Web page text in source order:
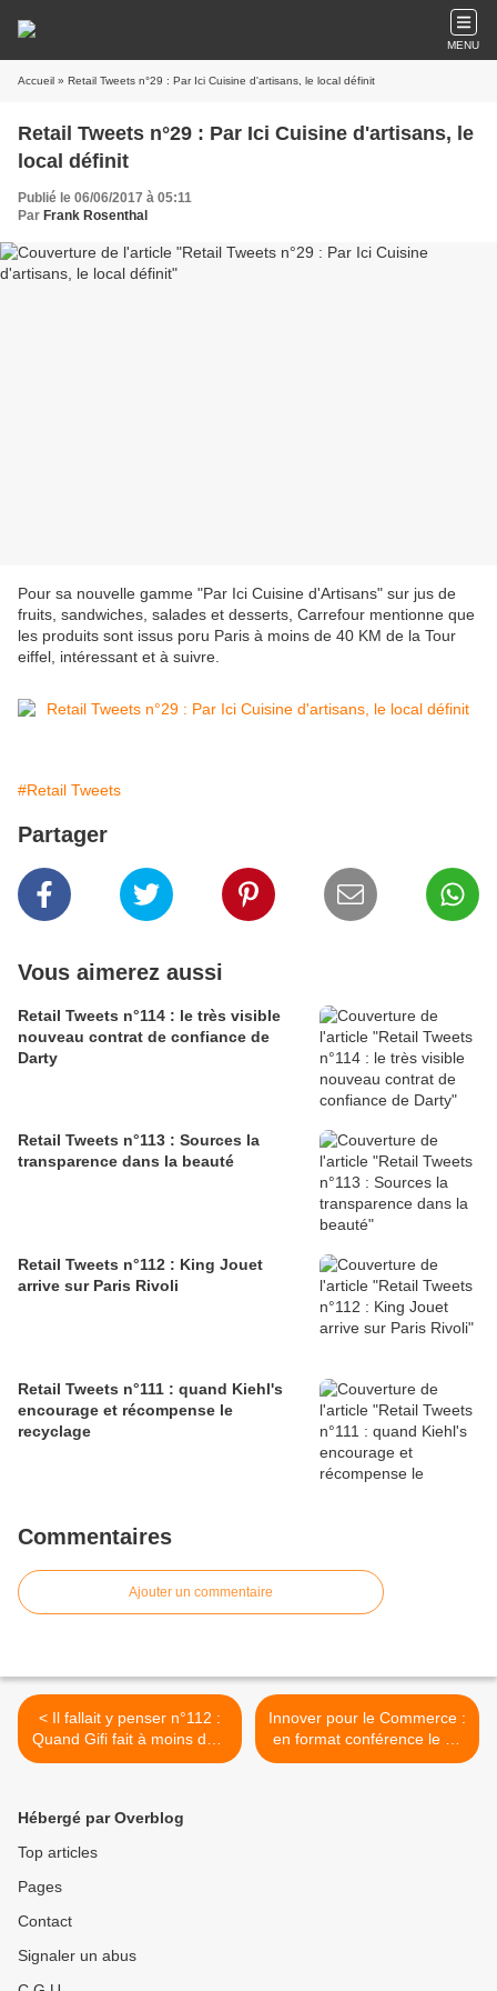
MENU
Accueil » Retail Tweets n°29 : Par Ici Cuisine d'artisans, le local définit
Retail Tweets n°29 : Par Ici Cuisine d'artisans, le
local définit
Publié le 06/06/2017 à 05:11
Par Frank Rosenthal
Pour sa nouvelle gamme "Par Ici Cuisine d'Artisans" sur jus de
fruits, sandwiches, salades et desserts, Carrefour mentionne que
les produits sont issus poru Paris à moins de 40 KM de la Tour
eiffel, intéressant et à suivre.
#Retail Tweets
Partager
Vous aimerez aussi
Retail Tweets n°114 : le très visible
nouveau contrat de confiance de
Darty
Retail Tweets n°113 : Sources la
transparence dans la beauté
Retail Tweets n°112 : King Jouet
arrive sur Paris Rivoli
Retail Tweets n°111 : quand Kiehl's
encourage et récompense le
recyclage
Commentaires
Ajouter un commentaire
< Il fallait y penser n°112 :
Quand Gifi fait à moins de 1
euro !
Innover pour le Commerce :
en format conférence le 14
juin 2017 >
Hébergé par Overblog
Top articles
Pages
Contact
Signaler un abus